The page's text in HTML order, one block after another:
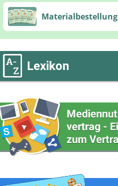
Materialbestellung
Lexikon